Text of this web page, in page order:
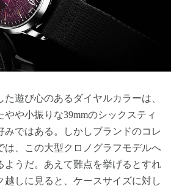
遊び心のあるダイヤルカラーは、
や小振りな39mmのシックスティ
みではある。しかしブランドのコレ
は、この大型クロノグラフモデルへ
ようだ。あえて難点を挙げるとすれ
越しに見ると、ケースサイズに対し